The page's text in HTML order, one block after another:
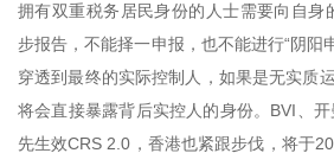
拥有双重税务居民身份的人士需要向自身
步报告，不能择一申报，也不能进行“阴阳
穿透到最终的实际控制人，如果是无实质
将会直接暴露背后实控人的身份。BVI、
先生效CRS 2.0，香港也紧跟步伐，将于